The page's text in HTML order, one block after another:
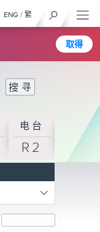
取得
ENG / 繁
电台
R2